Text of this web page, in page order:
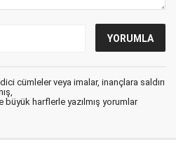
cümleler veya imalar, inançlara saldırı
büyük harflerle yazılmış yorumlar